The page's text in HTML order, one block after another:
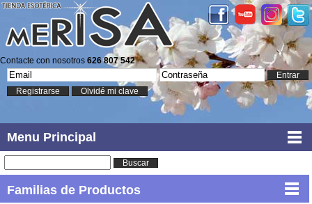
Contacte con nosotros 626 807 542
Entrar
Registrarse
Olvidé mi clave
Menu Principal
Buscar
Familias de Productos